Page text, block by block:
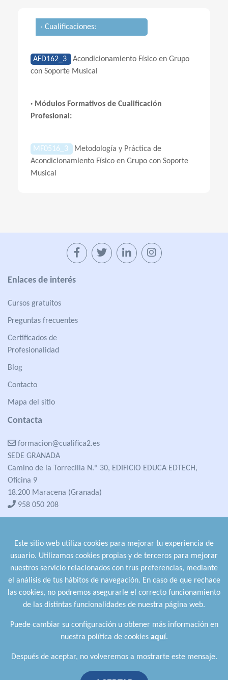
· Cualificaciones:
AFD162_3
Acondicionamiento Físico en Grupo
con Soporte Musical
· Módulos Formativos de Cualificación
Profesional:
MF0516_3
Metodología y Práctica de
Acondicionamiento Físico en Grupo con Soporte
Musical
Enlaces de interés
Cursos gratuitos
Preguntas frecuentes
Certificados de
Profesionalidad
Blog
Contacto
Mapa del sitio
Contacta
formacion@cualifica2.es
SEDE GRANADA
Camino de la Torrecilla N.º 30, EDIFICIO EDUCA EDTECH,
Oficina 9
18.200 Maracena (Granada)
958 050 208
958 991 970
Este sitio web utiliza cookies para mejorar tu experiencia de
usuario. Utilizamos cookies propias y de terceros para mejorar
nuestros servicio relacionados con trus preferencias, mediante
el análisis de tus hábitos de navegación. En caso de que rechace
las cookies, no podremos asegurarle el correcto funcionamiento
de las distintas funcionalidades de nuestra página web.
Puede cambiar su configuración u obtener más información en
nuestra política de cookies aquí.
Después de aceptar, no volveremos a mostrarte este mensaje.